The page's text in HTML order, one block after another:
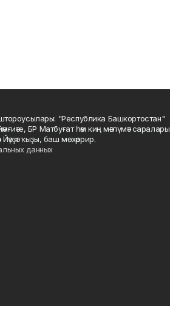
"Республика Башкортостан"
БР Матбуғат һәм киң мәғлүмәт саралары
ҡыҙы, баш мөхәррир.
данных